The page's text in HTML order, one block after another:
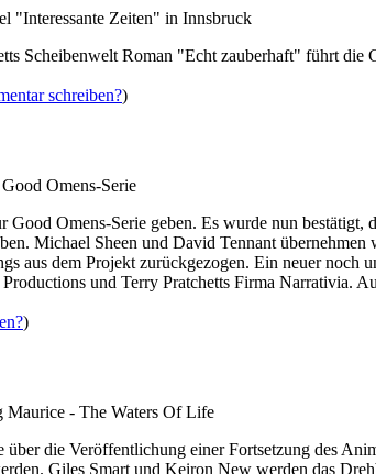
"Interessante Zeiten" in Innsbruck
Scheibenwelt Roman "Echt zauberhaft" führt
schreiben?)
Omens-Serie
Good Omens-Serie geben. Es wurde nun
Michael Sheen und David Tennant
aus dem Projekt zurückgezogen. Ein neuer
und Terry Pratchetts Firma Narrativia.
)
Maurice - The Waters Of Life
über die Veröffentlichung einer Fortsetzung des
Giles Smart und Keiron New werden das